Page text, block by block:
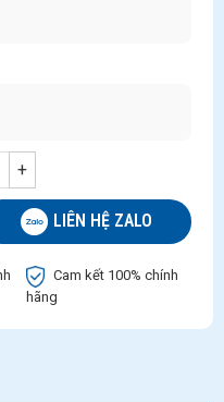
+
LIÊN HỆ ZALO
Cam kết 100% chính
hãng